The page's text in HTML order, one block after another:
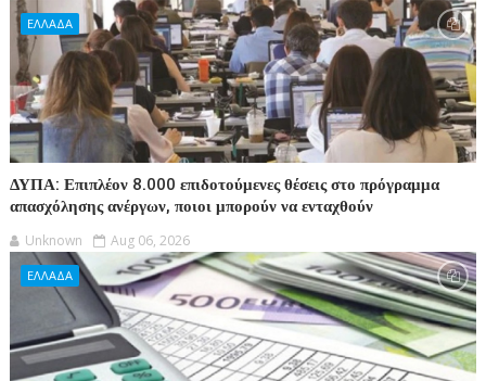
ΕΛΛΑΔΑ
ΔΥΠΑ: Επιπλέον 8.000 επιδοτούμενες θέσεις στο πρόγραμμα
απασχόλησης ανέργων, ποιοι μπορούν να ενταχθούν
Unknown Aug 06, 2026
ΕΛΛΑΔΑ